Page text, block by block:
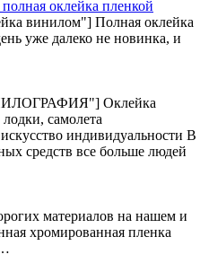
оклейка пленкой
винилом"] Полная оклейка
уже далеко не новинка, и
Оклейка
самолета
индивидуальности В
средств все больше людей
материалов на нашем и
хромированная пленка